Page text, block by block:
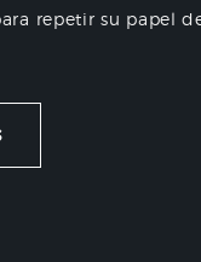
repetir su papel